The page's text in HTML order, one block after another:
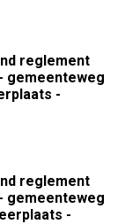
reglement
gemeenteweg
-
reglement
gemeenteweg
-